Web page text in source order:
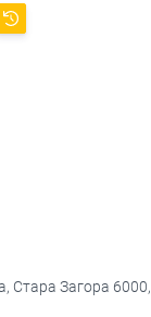
Стара Загора